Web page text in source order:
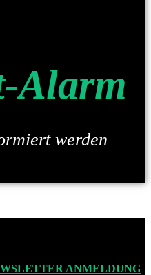
Alarm
werden
ANMELDUNG